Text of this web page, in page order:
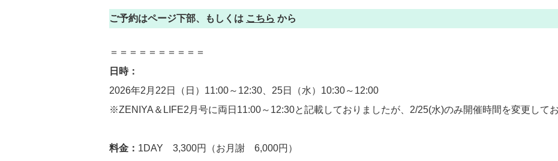
ご予約はページ下部、もしくは こちら から
＝＝＝＝＝＝＝＝＝＝
日時：
2026年2月22日（日）11:00～12:30、25日（水）10:30～12:00
※ZENIYA＆LIFE2月号に両日11:00～12:30と記載しておりましたが、2/25(水)のみ開催時間を変更してお
料金： 1DAY 3,300円（お月謝 6,000円）